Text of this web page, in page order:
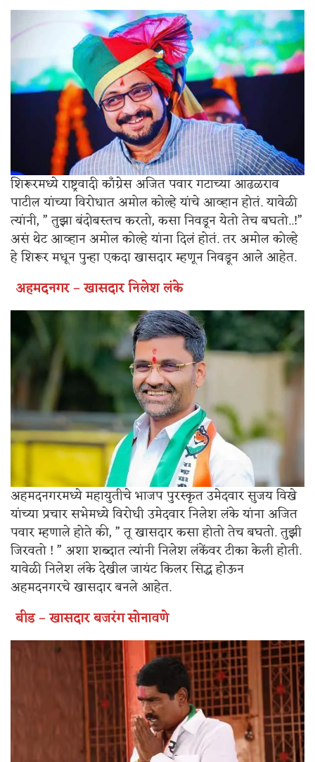
शिरूरमध्ये राष्ट्रवादी काँग्रेस अजित पवार गटाच्या आढळराव
पाटील यांच्या विरोधात अमोल कोल्हे यांचे आव्हान होतं. यावेळी
त्यांनी, ” तुझा बंदोबस्तच करतो, कसा निवडून येतो तेच बघतो..!”
असं थेट आव्हान अमोल कोल्हे यांना दिलं होतं. तर अमोल कोल्हे
हे शिरूर मधून पुन्हा एकदा खासदार म्हणून निवडून आले आहेत.
अहमदनगर – खासदार निलेश लंके
अहमदनगरमध्ये महायुतीचे भाजप पुरस्कृत उमेदवार सुजय विखे
यांच्या प्रचार सभेमध्ये विरोधी उमेदवार निलेश लंके यांना अजित
पवार म्हणाले होते की, ” तू खासदार कसा होतो तेच बघतो. तुझी
जिरवतो ! ” अशा शब्दात त्यांनी निलेश लंकेंवर टीका केली होती.
यावेळी निलेश लंके देखील जायंट किलर सिद्ध होऊन
अहमदनगरचे खासदार बनले आहेत.
बीड – खासदार बजरंग सोनावणे